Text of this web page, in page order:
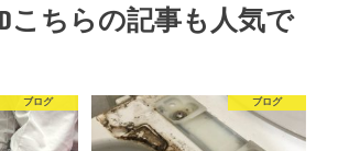
こちらの記事も人気で
ブログ ブログ